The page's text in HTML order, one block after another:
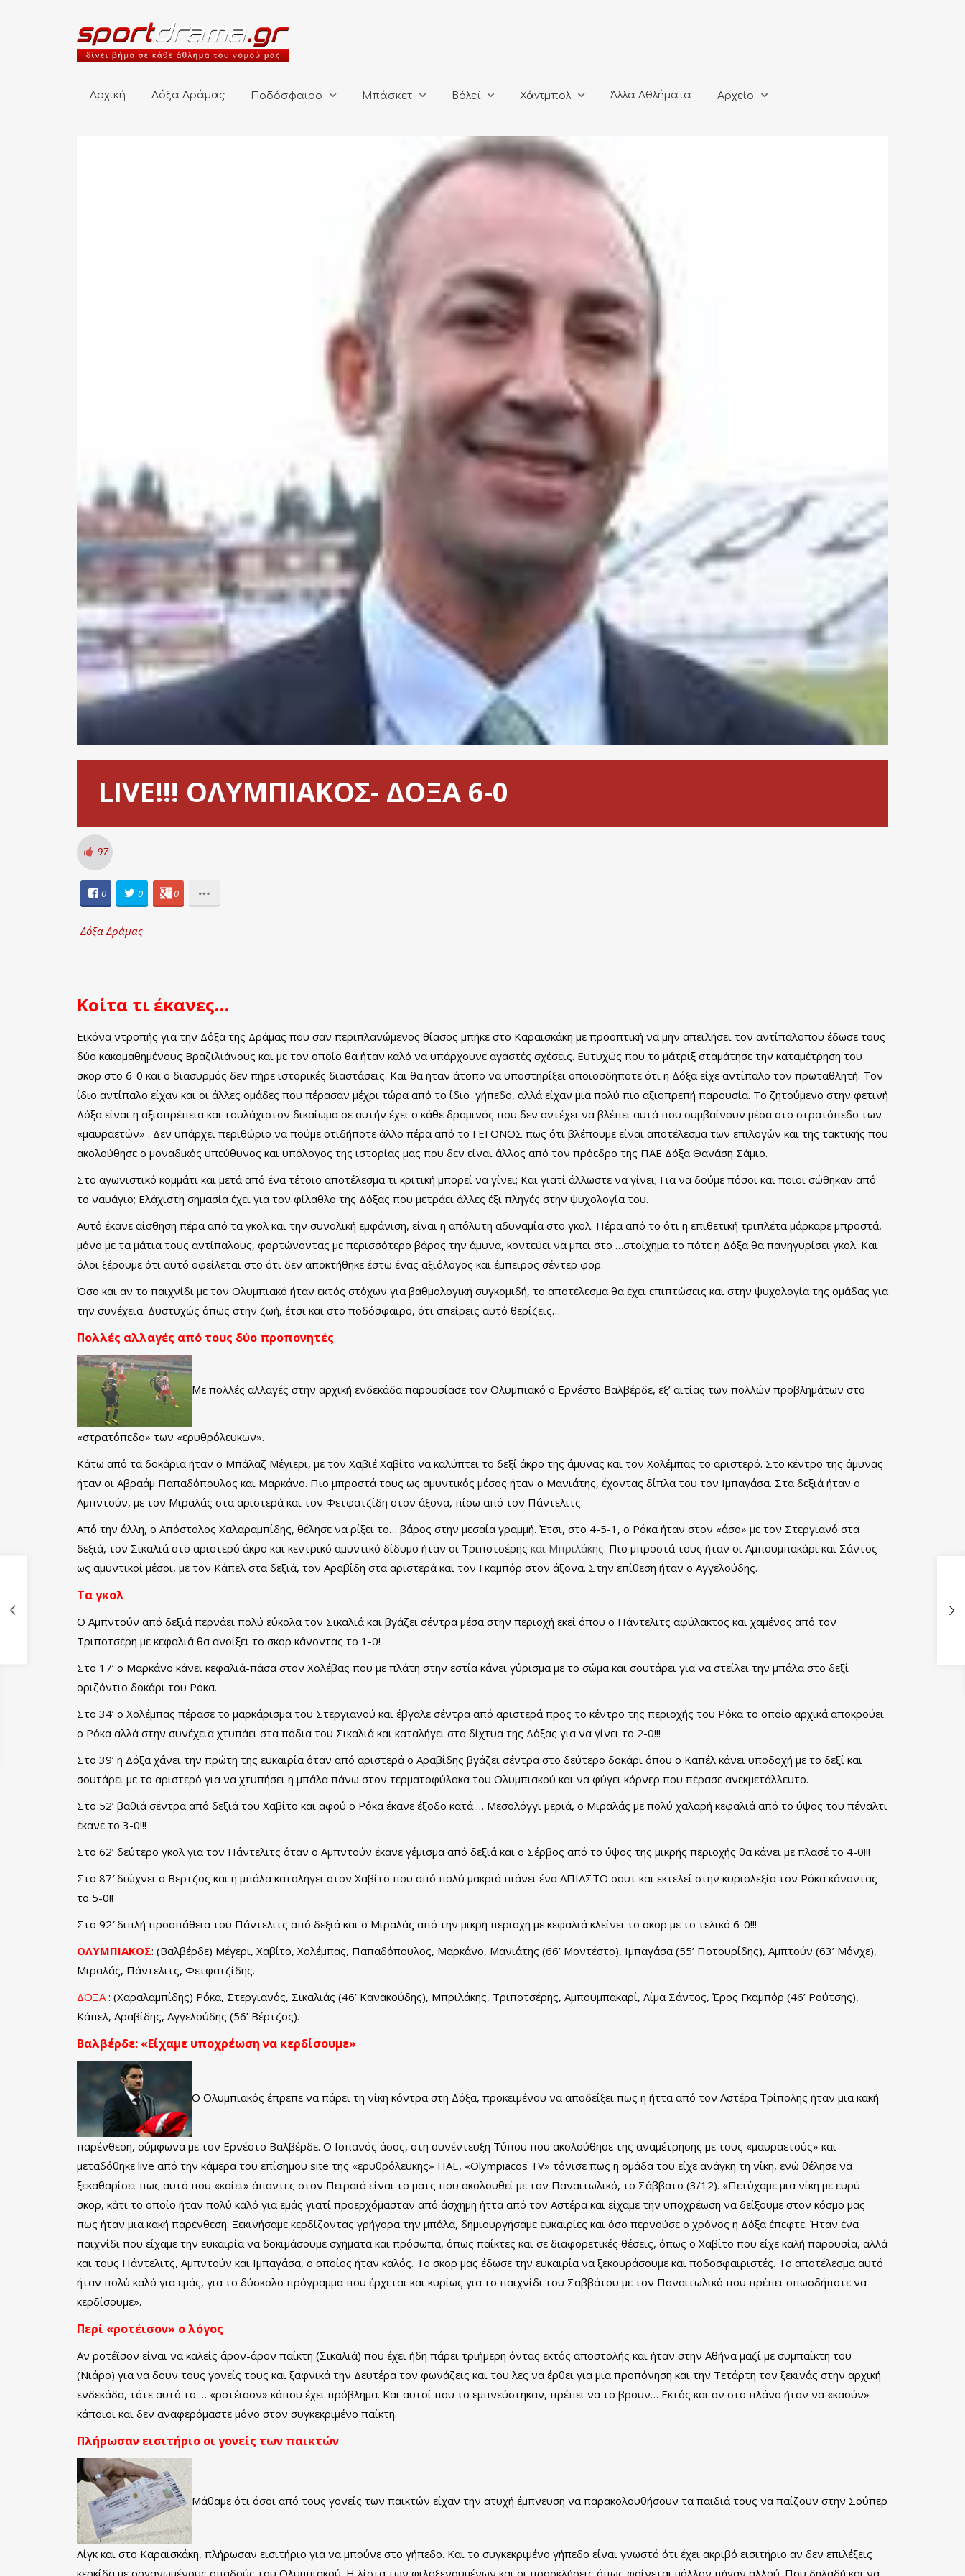
Αρχική Δόξα Δράμας Ποδόσφαιρο Μπάσκετ Βόλεϊ Χάντμπολ Άλλα Αθλήματα Αρχείο
LIVE!!! ΟΛΥΜΠΙΑΚΟΣ- ΔΟΞΑ 6-0
97
0 0 0
Δόξα Δράμας
Κοίτα τι έκανες…
Εικόνα ντροπής για την Δόξα της Δράμας που σαν περιπλανώμενος θίασος μπήκε στο Καραϊσκάκη με προοπτική να μην απειλήσει τον αντίπαλοπου έδωσε τους
δύο κακομαθημένους Βραζιλιάνους και με τον οποίο θα ήταν καλό να υπάρχουνε αγαστές σχέσεις. Ευτυχώς που το μάτριξ σταμάτησε την καταμέτρηση του
σκορ στο 6-0 και ο διασυρμός δεν πήρε ιστορικές διαστάσεις. Και θα ήταν άτοπο να υποστηρίξει οποιοσδήποτε ότι η Δόξα είχε αντίπαλο τον πρωταθλητή. Τον
ίδιο αντίπαλο είχαν και οι άλλες ομάδες που πέρασαν μέχρι τώρα από το ίδιο γήπεδο, αλλά είχαν μια πολύ πιο αξιοπρεπή παρουσία. Το ζητούμενο στην φετινή
Δόξα είναι η αξιοπρέπεια και τουλάχιστον δικαίωμα σε αυτήν έχει ο κάθε δραμινός που δεν αντέχει να βλέπει αυτά που συμβαίνουν μέσα στο στρατόπεδο των
«μαυραετών» . Δεν υπάρχει περιθώριο να πούμε οτιδήποτε άλλο πέρα από το ΓΕΓΟΝΟΣ πως ότι βλέπουμε είναι αποτέλεσμα των επιλογών και της τακτικής που
ακολούθησε ο μοναδικός υπεύθυνος και υπόλογος της ιστορίας μας που δεν είναι άλλος από τον πρόεδρο της ΠΑΕ Δόξα Θανάση Σάμιο.
Στο αγωνιστικό κομμάτι και μετά από ένα τέτοιο αποτέλεσμα τι κριτική μπορεί να γίνει; Και γιατί άλλωστε να γίνει; Για να δούμε πόσοι και ποιοι σώθηκαν από
το ναυάγιο; Ελάχιστη σημασία έχει για τον φίλαθλο της Δόξας που μετράει άλλες έξι πληγές στην ψυχολογία του.
Αυτό έκανε αίσθηση πέρα από τα γκολ και την συνολική εμφάνιση, είναι η απόλυτη αδυναμία στο γκολ. Πέρα από το ότι η επιθετική τριπλέτα μάρκαρε μπροστά,
μόνο με τα μάτια τους αντίπαλους, φορτώνοντας με περισσότερο βάρος την άμυνα, κοντεύει να μπει στο …στοίχημα το πότε η Δόξα θα πανηγυρίσει γκολ. Και
όλοι ξέρουμε ότι αυτό οφείλεται στο ότι δεν αποκτήθηκε έστω ένας αξιόλογος και έμπειρος σέντερ φορ.
Όσο και αν το παιχνίδι με τον Ολυμπιακό ήταν εκτός στόχων για βαθμολογική συγκομιδή, το αποτέλεσμα θα έχει επιπτώσεις και στην ψυχολογία της ομάδας για
την συνέχεια. Δυστυχώς όπως στην ζωή, έτσι και στο ποδόσφαιρο, ότι σπείρεις αυτό θερίζεις…
Πολλές αλλαγές από τους δύο προπονητές
Με πολλές αλλαγές στην αρχική ενδεκάδα παρουσίασε τον Ολυμπιακό ο Ερνέστο Βαλβέρδε, εξ’ αιτίας των πολλών προβλημάτων στο
«στρατόπεδο» των «ερυθρόλευκων».
Κάτω από τα δοκάρια ήταν ο Μπάλαζ Μέγιερι, με τον Χαβιέ Χαβίτο να καλύπτει το δεξί άκρο της άμυνας και τον Χολέμπας το αριστερό. Στο κέντρο της άμυνας
ήταν οι Αβραάμ Παπαδόπουλος και Μαρκάνο. Πιο μπροστά τους ως αμυντικός μέσος ήταν ο Μανιάτης, έχοντας δίπλα του τον Ιμπαγάσα. Στα δεξιά ήταν ο
Αμπντούν, με τον Μιραλάς στα αριστερά και τον Φετφατζίδη στον άξονα, πίσω από τον Πάντελιτς.
Από την άλλη, ο Απόστολος Χαλαραμπίδης, θέλησε να ρίξει το… βάρος στην μεσαία γραμμή. Έτσι, στο 4-5-1, ο Ρόκα ήταν στον «άσο» με τον Στεργιανό στα
δεξιά, τον Σικαλιά στο αριστερό άκρο και κεντρικό αμυντικό δίδυμο ήταν οι Τριποτσέρης και Μπριλάκης. Πιο μπροστά τους ήταν οι Αμπουμπακάρι και Σάντος
ως αμυντικοί μέσοι, με τον Κάπελ στα δεξιά, τον Αραβίδη στα αριστερά και τον Γκαμπόρ στον άξονα. Στην επίθεση ήταν ο Αγγελούδης.
Τα γκολ
Ο Αμπντούν από δεξιά περνάει πολύ εύκολα τον Σικαλιά και βγάζει σέντρα μέσα στην περιοχή εκεί όπου ο Πάντελιτς αφύλακτος και χαμένος από τον
Τριποτσέρη με κεφαλιά θα ανοίξει το σκορ κάνοντας το 1-0!
Στο 17’ ο Μαρκάνο κάνει κεφαλιά-πάσα στον Χολέβας που με πλάτη στην εστία κάνει γύρισμα με το σώμα και σουτάρει για να στείλει την μπάλα στο δεξί
οριζόντιο δοκάρι του Ρόκα.
Στο 34’ ο Χολέμπας πέρασε το μαρκάρισμα του Στεργιανού και έβγαλε σέντρα από αριστερά προς το κέντρο της περιοχής του Ρόκα το οποίο αρχικά αποκρούει
ο Ρόκα αλλά στην συνέχεια χτυπάει στα πόδια του Σικαλιά και καταλήγει στα δίχτυα της Δόξας για να γίνει το 2-0!!!
Στο 39’ η Δόξα χάνει την πρώτη της ευκαιρία όταν από αριστερά ο Αραβίδης βγάζει σέντρα στο δεύτερο δοκάρι όπου ο Καπέλ κάνει υποδοχή με το δεξί και
σουτάρει με το αριστερό για να χτυπήσει η μπάλα πάνω στον τερματοφύλακα του Ολυμπιακού και να φύγει κόρνερ που πέρασε ανεκμετάλλευτο.
Στο 52’ βαθιά σέντρα από δεξιά του Χαβίτο και αφού ο Ρόκα έκανε έξοδο κατά … Μεσολόγγι μεριά, ο Μιραλάς με πολύ χαλαρή κεφαλιά από το ύψος του πέναλτι
έκανε το 3-0!!!
Στο 62’ δεύτερο γκολ για τον Πάντελιτς όταν ο Αμπντούν έκανε γέμισμα από δεξιά και ο Σέρβος από το ύψος της μικρής περιοχής θα κάνει με πλασέ το 4-0!!!
Στο 87′ διώχνει ο Βερτζος και η μπάλα καταλήγει στον Χαβίτο που από πολύ μακριά πιάνει ένα ΑΠΙΑΣΤΟ σουτ και εκτελεί στην κυριολεξία τον Ρόκα κάνοντας
το 5-0!!
Στο 92′ διπλή προσπάθεια του Πάντελιτς από δεξιά και ο Μιραλάς από την μικρή περιοχή με κεφαλιά κλείνει το σκορ με το τελικό 6-0!!!
ΟΛΥΜΠΙΑΚΟΣ: (Βαλβέρδε) Μέγερι, Χαβίτο, Χολέμπας, Παπαδόπουλος, Μαρκάνο, Μανιάτης (66’ Μοντέστο), Ιμπαγάσα (55’ Ποτουρίδης), Αμπτούν (63’ Μόνχε),
Μιραλάς, Πάντελιτς, Φετφατζίδης.
ΔΟΞΑ : (Χαραλαμπίδης) Ρόκα, Στεργιανός, Σικαλιάς (46’ Κανακούδης), Μπριλάκης, Τριποτσέρης, Αμπουμπακαρί, Λίμα Σάντος, Έρος Γκαμπόρ (46’ Ρούτσης),
Κάπελ, Αραβίδης, Αγγελούδης (56’ Βέρτζος).
Βαλβέρδε: «Είχαμε υποχρέωση να κερδίσουμε»
Ο Ολυμπιακός έπρεπε να πάρει τη νίκη κόντρα στη Δόξα, προκειμένου να αποδείξει πως η ήττα από τον Αστέρα Τρίπολης ήταν μια κακή
παρένθεση, σύμφωνα με τον Ερνέστο Βαλβέρδε. Ο Ισπανός άσος, στη συνέντευξη Τύπου που ακολούθησε της αναμέτρησης με τους «μαυραετούς» και
μεταδόθηκε live από την κάμερα του επίσημου site της «ερυθρόλευκης» ΠΑΕ, «Olympiacos TV» τόνισε πως η ομάδα του είχε ανάγκη τη νίκη, ενώ θέλησε να
ξεκαθαρίσει πως αυτό που «καίει» άπαντες στον Πειραιά είναι το ματς που ακολουθεί με τον Παναιτωλικό, το Σάββατο (3/12). «Πετύχαμε μια νίκη με ευρύ
σκορ, κάτι το οποίο ήταν πολύ καλό για εμάς γιατί προερχόμασταν από άσχημη ήττα από τον Αστέρα και είχαμε την υποχρέωση να δείξουμε στον κόσμο μας
πως ήταν μια κακή παρένθεση. Ξεκινήσαμε κερδίζοντας γρήγορα την μπάλα, δημιουργήσαμε ευκαιρίες και όσο περνούσε ο χρόνος η Δόξα έπεφτε. Ήταν ένα
παιχνίδι που είχαμε την ευκαιρία να δοκιμάσουμε σχήματα και πρόσωπα, όπως παίκτες και σε διαφορετικές θέσεις, όπως ο Χαβίτο που είχε καλή παρουσία, αλλά
και τους Πάντελιτς, Αμπντούν και Ιμπαγάσα, ο οποίος ήταν καλός. Το σκορ μας έδωσε την ευκαιρία να ξεκουράσουμε και ποδοσφαιριστές. Το αποτέλεσμα αυτό
ήταν πολύ καλό για εμάς, για το δύσκολο πρόγραμμα που έρχεται και κυρίως για το παιχνίδι του Σαββάτου με τον Παναιτωλικό που πρέπει οπωσδήποτε να
κερδίσουμε».
Περί «ροτέισον» ο λόγος
Αν ροτέϊσον είναι να καλείς άρον-άρον παίκτη (Σικαλιά) που έχει ήδη πάρει τριήμερη όντας εκτός αποστολής και ήταν στην Αθήνα μαζί με συμπαίκτη του
(Νιάρο) για να δουν τους γονείς τους και ξαφνικά την Δευτέρα τον φωνάζεις και του λες να έρθει για μια προπόνηση και την Τετάρτη τον ξεκινάς στην αρχική
ενδεκάδα, τότε αυτό το … «ροτέισον» κάπου έχει πρόβλημα. Και αυτοί που το εμπνεύστηκαν, πρέπει να το βρουν… Εκτός και αν στο πλάνο ήταν να «καούν»
κάποιοι και δεν αναφερόμαστε μόνο στον συγκεκριμένο παίκτη.
Πλήρωσαν εισιτήριο οι γονείς των παικτών
Μάθαμε ότι όσοι από τους γονείς των παικτών είχαν την ατυχή έμπνευση να παρακολουθήσουν τα παιδιά τους να παίζουν στην Σούπερ
Λίγκ και στο Καραϊσκάκη, πλήρωσαν εισιτήριο για να μπούνε στο γήπεδο. Και το συγκεκριμένο γήπεδο είναι γνωστό ότι έχει ακριβό εισιτήριο αν δεν επιλέξεις